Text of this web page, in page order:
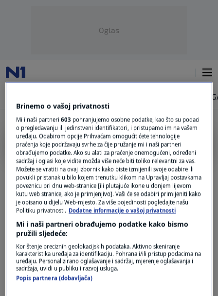
Oglas
PERNICE
RODITELJI SE POŽALILI
Prvašići dobili prljave pernice i čokolade
kojima je istekao rok! Načelnik: Došlo je
do greške
VIJESTI|9. ruj. | 5
Oglas
Brinemo o vašoj privatnosti
Mi i naši partneri603 pohranjujemo osobne podatke, kao što su podaci
o pregledavanju ili jedinstveni identifikatori, i pristupamo im na vašem
uređaju. Odabirom opcije Prihvaćam omogućit ćete tehnologije
praćenja koje podržavaju svrhe za čije pružanje mi i naši partneri
obrađujemo podatke. Ako su alati za praćenje onemogućeni, određeni
sadržaj i oglasi koje vidite možda više neće biti toliko relevantni za vas.
Možete se vratiti na ovaj izbornik kako biste izmijenili svoje odabire ili
povukli pristanak u bilo kojem trenutku klikom na Upravljaj postavkama
poveznicu pri dnu web-stranice [ili plutajuće ikone u donjem lijevom
kutu web stranice, ako je primjenjivo]. Vaši će se odabiri primijeniti kako
je opisano u dijelu Web-mjesto. Za više pojedinosti pogledajte našu
Politiku privatnosti. Dodatne informacije o vašoj privatnosti
Mi i naši partneri obrađujemo podatke kako bismo
pružili sljedeće:
Korištenje preciznih geolokacijskih podataka. Aktivno skeniranje
karakteristika uređaja za identifikaciju. Pohrana i/ili pristup podacima na
uređaju. Personalizirano oglašavanje i sadržaj, mjerenje oglašavanja i
sadržaja, uvidi u publiku i razvoj usluga.
Popis partnera (dobavljača)